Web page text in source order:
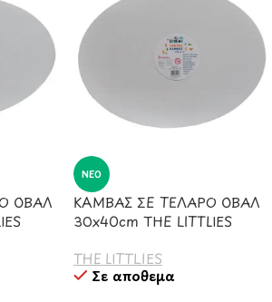
ΟΒΑΛ
ΝΈΟ
ΚΑΜΒΑΣ ΣΕ ΤΕΛΑΡΟ ΟΒΑΛ
30x40cm ΤΗΕ LITTLIES
THE LITTLIES
Σε απόθεμα